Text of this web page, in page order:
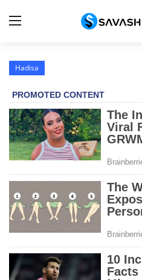
Reklam
Haqqımızda
Əlaqə
Peşə etikası
Siyasət
Hadisə
Hadisə